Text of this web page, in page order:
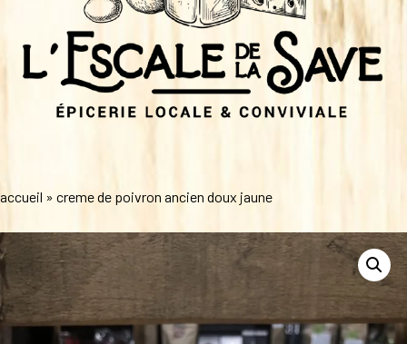
accueil » creme de poivron ancien doux jaune